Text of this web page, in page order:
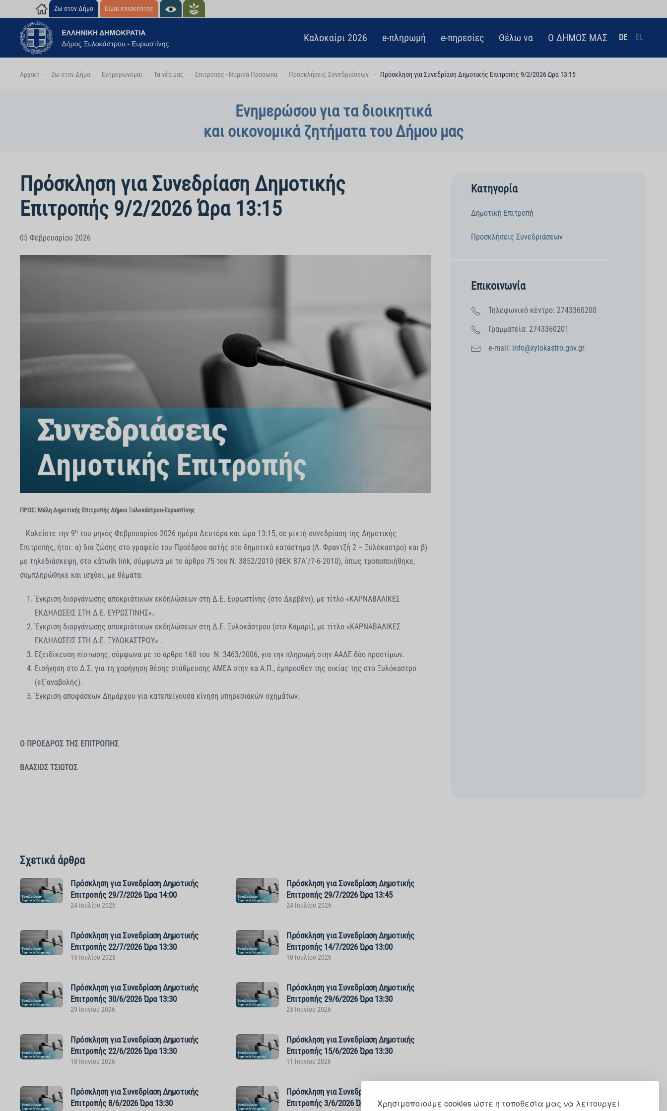
Χρησιμοποιούμε cookies ώστε η τοποθεσία μας να λειτουργεί
Skip to main content
Ζω στον Δήμο Είμαι επισκέπτης
Καλοκαίρι 2026 e-πληρωμή e-πηρεσίες Θέλω να Ο ΔΗΜΟΣ ΜΑΣ DE EL
Αρχική Ζω στον Δήμο Ενημερώνομαι Τα νέα μας Επιτροπές - Νομικά Πρόσωπα Προσκλήσεις Συνεδριάσεων Πρόσκληση για Συνεδρίαση Δημοτικής Επιτροπής 9/2/2026 Ώρα 13:15
Ενημερώσου για τα διοικητικά
και οικονομικά ζητήματα του Δήμου μας
Πρόσκληση για Συνεδρίαση Δημοτικής
Επιτροπής 9/2/2026 Ώρα 13:15
05 Φεβρουαρίου 2026
ΠΡΟΣ: Μέλη Δημοτικής Επιτροπής Δήμου Ξυλοκάστρου-Ευρωστίνης
Καλείστε την 9η του μηνός Φεβρουαρίου 2026 ημέρα Δευτέρα και ώρα 13:15, σε μικτή συνεδρίαση της Δημοτικής
Επιτροπής, ήτοι: α) δια ζώσης στο γραφείο του Προέδρου αυτής στο δημοτικό κατάστημα (Λ. Φραντζή 2 – Ξυλόκαστρο) και β)
με τηλεδιάσκεψη, στο κάτωθι link, σύμφωνα με το άρθρο 75 του Ν. 3852/2010 (ΦΕΚ 87Α΄/7-6-2010), όπως τροποποιήθηκε,
συμπληρώθηκε και ισχύει, με θέματα:
Έγκριση διοργάνωσης αποκριάτικων εκδηλώσεων στη Δ.Ε. Ευρωστίνης (στο Δερβένι), με τίτλο «ΚΑΡΝΑΒΑΛΙΚΕΣ
ΕΚΔΗΛΩΣΕΙΣ ΣΤΗ Δ.Ε. ΕΥΡΩΣΤΙΝΗΣ».
Έγκριση διοργάνωσης αποκριάτικων εκδηλώσεων στη Δ.Ε. Ξυλοκάστρου (στο Καμάρι), με τίτλο «ΚΑΡΝΑΒΑΛΙΚΕΣ
ΕΚΔΗΛΩΣΕΙΣ ΣΤΗ Δ.Ε. ΞΥΛΟΚΑΣΤΡΟΥ» .
Εξειδίκευση πίστωσης, σύμφωνα με το άρθρο 160 του Ν. 3463/2006, για την πληρωμή στην ΑΑΔΕ δύο προστίμων.
Εισήγηση στο Δ.Σ. για τη χορήγηση θέσης στάθμευσης ΑΜΕΑ στην κα Α.Π., έμπροσθεν της οικίας της στο Ξυλόκαστρο
(εξ΄αναβολής).
Έγκριση αποφάσεων Δημάρχου για κατεπείγουσα κίνηση υπηρεσιακών οχημάτων.
Ο ΠΡΟΕΔΡΟΣ ΤΗΣ ΕΠΙΤΡΟΠΗΣ
ΒΛΑΣΙΟΣ ΤΣΙΩΤΟΣ
Κατηγορία
Δημοτική Eπιτροπή
Προσκλήσεις Συνεδριάσεων
Επικοινωνία
Τηλεφωνικό κέντρο: 2743360200
Γραμματεία: 2743360201
e-mail: info@xylokastro.gov.gr
Σχετικά άρθρα
Πρόσκληση για Συνεδρίαση Δημοτικής
Επιτροπής 29/7/2026 Ώρα 14:00
24 Ιουλίου 2026
Πρόσκληση για Συνεδρίαση Δημοτικής
Επιτροπής 29/7/2026 Ώρα 13:45
24 Ιουλίου 2026
Πρόσκληση για Συνεδρίαση Δημοτικής
Επιτροπής 22/7/2026 Ώρα 13:30
15 Ιουλίου 2026
Πρόσκληση για Συνεδρίαση Δημοτικής
Επιτροπής 14/7/2026 Ώρα 13:00
10 Ιουλίου 2026
Πρόσκληση για Συνεδρίαση Δημοτικής
Επιτροπής 30/6/2026 Ώρα 13:30
29 Ιουνίου 2026
Πρόσκληση για Συνεδρίαση Δημοτικής
Επιτροπής 29/6/2026 Ώρα 13:30
25 Ιουνίου 2026
Πρόσκληση για Συνεδρίαση Δημοτικής
Επιτροπής 22/6/2026 Ώρα 13:30
18 Ιουνίου 2026
Πρόσκληση για Συνεδρίαση Δημοτικής
Επιτροπής 15/6/2026 Ώρα 13:30
11 Ιουνίου 2026
Πρόσκληση για Συνεδρίαση Δημοτικής
Επιτροπής 8/6/2026 Ώρα 13:30
Πρόσκληση για Συνεδρίαση Δημοτικής
Επιτροπής 3/6/2026 Ώρα 13:30